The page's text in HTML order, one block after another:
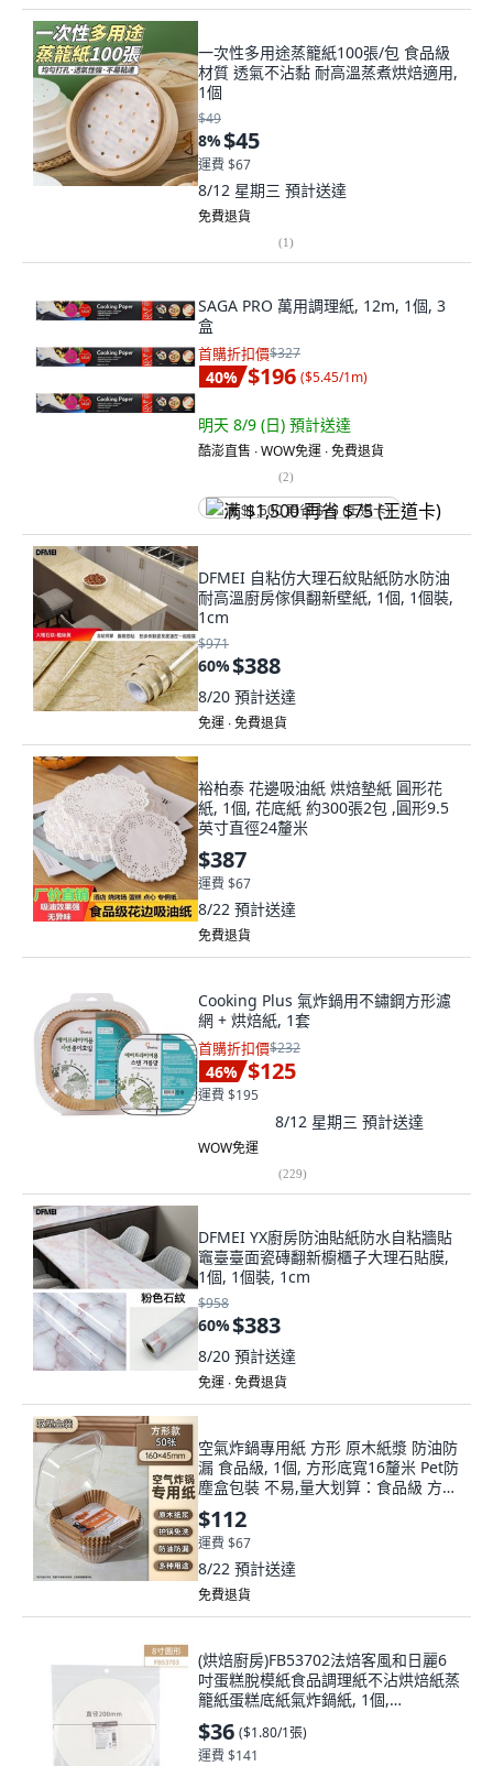
一次性多用途蒸籠紙100張/包 食品級
材質 透氣不沾黏 耐高溫蒸煮烘焙適用,
1個
$49
8%$45
運費 $67
8/12 星期三 預計送達
免費退貨
(1)
SAGA PRO 萬用調理紙, 12m, 1個, 3
盒
首購折扣價$327
40% $196 ($5.45/1m)
明天 8/9 (日) 預計送達
酷澎直售 ∙ WOW免運 ∙ 免費退貨
(2)
满 $1,500 再省 $75 (王道卡)
DFMEI 自粘仿大理石紋貼紙防水防油
耐高溫廚房傢俱翻新壁紙, 1個, 1個裝,
1cm
$971
60%$388
8/20 預計送達
免運 ∙ 免費退貨
裕柏泰 花邊吸油紙 烘焙墊紙 圓形花
紙, 1個, 花底紙 約300張2包 ,圓形9.5
英寸直徑24釐米
$387
運費 $67
8/22 預計送達
免費退貨
Cooking Plus 氣炸鍋用不鏽鋼方形濾
網 + 烘焙紙, 1套
首購折扣價$232
46% $125
運費 $195
8/12 星期三 預計送達
WOW免運
(229)
DFMEI YX廚房防油貼紙防水自粘牆貼
竈臺臺面瓷磚翻新櫥櫃子大理石貼膜,
1個, 1個裝, 1cm
$958
60%$383
8/20 預計送達
免運 ∙ 免費退貨
空氣炸鍋專用紙 方形 原木紙漿 防油防
漏 食品級, 1個, 方形底寬16釐米 Pet防
塵盒包裝 不易,量大划算：食品級 方形
200張
$112
運費 $67
8/22 預計送達
免費退貨
(烘焙廚房)FB53702法焙客風和日麗6
吋蛋糕脫模紙食品調理紙不沾烘焙紙蒸
籠紙蛋糕底紙氣炸鍋紙, 1個,
FB53703：圓形 8吋(20張), 20張
$36 ($1.80/1張)
運費 $141